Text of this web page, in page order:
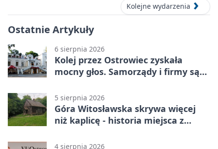
Kolejne wydarzenia
Ostatnie Artykuły
6 sierpnia 2026
Kolej przez Ostrowiec zyskała
mocny głos. Samorządy i firmy są
5 sierpnia 2026
Góra Witosławska skrywa więcej
niż kaplicę - historia miejsca z
4 sierpnia 2026